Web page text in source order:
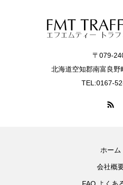
〒079-
北海道空知郡南富良野
TEL:0167-
ホーム
会社概
FAQ よくあ